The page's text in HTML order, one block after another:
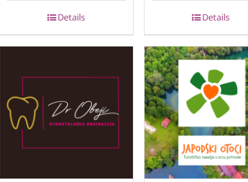
Details Details